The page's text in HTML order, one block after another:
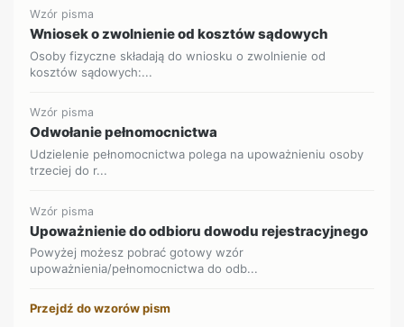
Wzór pisma
Wniosek o zwolnienie od kosztów sądowych
Osoby fizyczne składają do wniosku o zwolnienie od
kosztów sądowych:...
Wzór pisma
Odwołanie pełnomocnictwa
Udzielenie pełnomocnictwa polega na upoważnieniu osoby
trzeciej do r...
Wzór pisma
Upoważnienie do odbioru dowodu rejestracyjnego
Powyżej możesz pobrać gotowy wzór
upoważnienia/pełnomocnictwa do odb...
Przejdź do wzorów pism